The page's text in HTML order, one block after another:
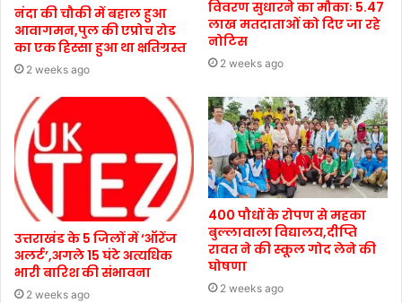
नंदा की चौकी में बहाल हुआ
आवागमन,पुल की एप्रोच रोड
का एक हिस्सा हुआ था क्षतिग्रस्त
2 weeks ago
विवरण सुधारने का मौकाः 5.47
लाख मतदाताओं को दिए जा रहे
नोटिस
2 weeks ago
उत्तराखंड के 5 जिलों में ‘ऑरेंज
अलर्ट’,अगले 15 घंटे अत्यधिक
भारी बारिश की संभावना
2 weeks ago
400 पौधों के रोपण से महका
बुल्लावाला विद्यालय,दीप्ति
रावत ने की स्कूल गोद लेने की
घोषणा
2 weeks ago